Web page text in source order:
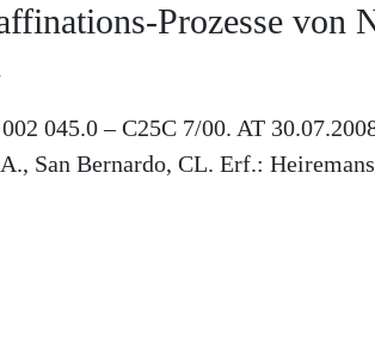
Prozesse von
045.0 – C25C 7/00. AT
San Bernardo, CL. Erf.: